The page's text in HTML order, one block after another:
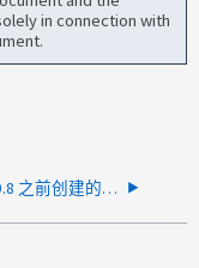
in connection with
如何在 9.8 之前创建的卷上启用 TSSI